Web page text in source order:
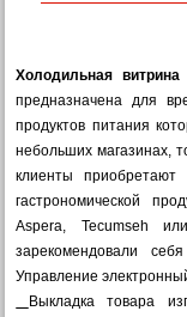
Холодильная витрина
предназначена для
продуктов питания
небольших магазинах,
клиенты
гастрономической
Aspera, Tecumseh
зарекомендовали
Управление
Выкладка товара